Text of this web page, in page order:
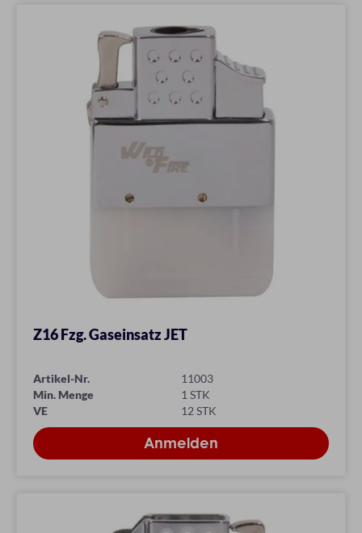
Z16 Fzg. Gaseinsatz JET
Artikel-Nr.
11003
Min. Menge
1 STK
VE
12 STK